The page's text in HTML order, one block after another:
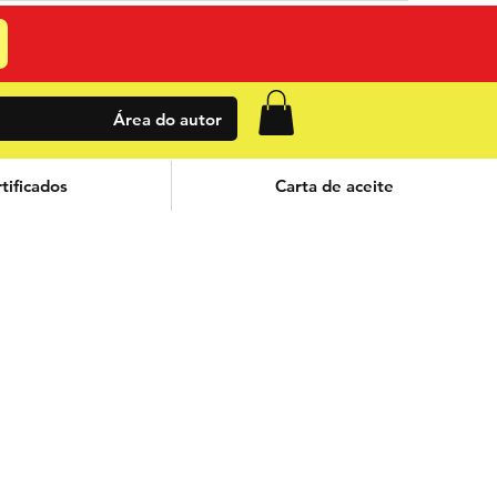
Área do autor
Carta de aceite